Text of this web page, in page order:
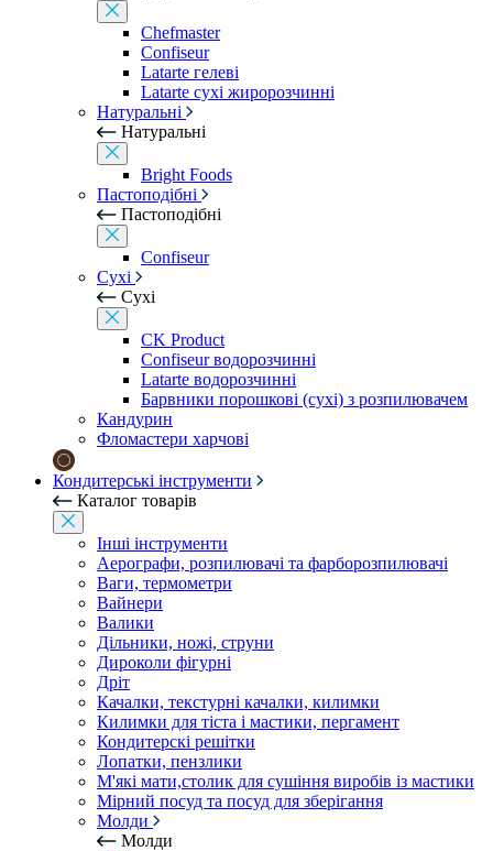
Chefmaster
Confiseur
Latarte гелеві
Latarte сухі жиророзчинні
Натуральні
Натуральні
Bright Foods
Пастоподібні
Пастоподібні
Confiseur
Сухі
Сухі
CK Product
Confiseur водорозчинні
Latarte водорозчинні
Барвники порошкові (сухі) з розпилювачем
Кандурин
Фломастери харчові
Кондитерські інструменти
Каталог товарів
Інші інструменти
Аерографи, розпилювачі та фарборозпилювачі
Ваги, термометри
Вайнери
Валики
Дільники, ножі, струни
Дироколи фігурні
Дріт
Качалки, текстурні качалки, килимки
Килимки для тіста і мастики, пергамент
Кондитерскі решітки
Лопатки, пензлики
М'які мати,столик для сушіння виробів із мастики
Мірний посуд та посуд для зберігання
Молди
Молди